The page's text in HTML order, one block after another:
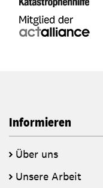
Informieren
Über uns
Unsere Arbeit